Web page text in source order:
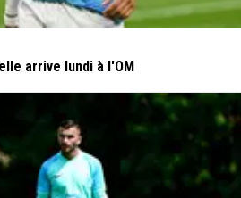
arrive lundi à l'OM